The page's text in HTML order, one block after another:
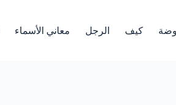
كيف الرجل معاني الأسماء